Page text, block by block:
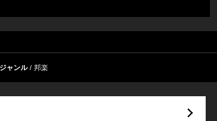
ジャンル 邦楽